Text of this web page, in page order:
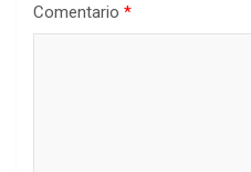
Comentario *